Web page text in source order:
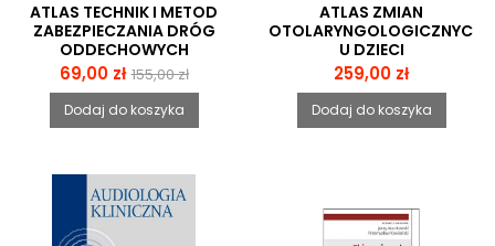
ATLAS TECHNIK I METOD
ZABEZPIECZANIA DRÓG
ODDECHOWYCH
Cena
69,00 zł Cena
podstawowa
155,00 zł
Dodaj do koszyka
ATLAS ZMIAN
OTOLARYNGOLOGICZNYCH
U DZIECI
Cena
259,00 zł
Dodaj do koszyka